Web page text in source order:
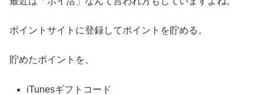
ポイントサイトに登録してポイントを貯める。
貯めたポイントを、
iTunesギフトコード